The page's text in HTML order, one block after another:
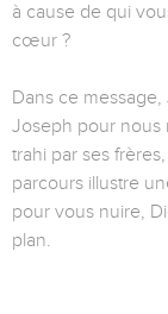
à cause de qui
cœur ?
Dans ce message,
Joseph pour nous
trahi par ses
parcours illustre
pour vous nuire,
plan.